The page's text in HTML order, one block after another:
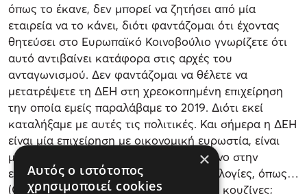
όπως το έκανε, δεν μπορεί να ζητήσει από μία
εταιρεία να το κάνει, διότι φαντάζομαι ότι έχοντας
θητεύσει στο Ευρωπαϊκό Κοινοβούλιο γνωρίζετε ότι
αυτό αντιβαίνει κατάφορα στις αρχές του
ανταγωνισμού. Δεν φαντάζομαι να θέλετε να
μετατρέψετε τη ΔΕΗ στη χρεοκοπημένη επιχείρηση
την οποία εμείς παραλάβαμε το 2019. Διότι εκεί
καταλήξαμε με αυτές τις πολιτικές. Και σήμερα η ΔΕΗ
είναι μία επιχείρηση με οικονομική ευρωστία, είναι
μία επιχείρηση η οποία επενδύει όχι μόνο στην
ενέργεια αλλά και σε καινούργιες τεχνολογίες, όπως…
(Ομιλία εκτός μικροφώνου) Πλυντήρια, κουζίνες;
×
Αυτός ο ιστότοπος
χρησιμοποιεί cookies